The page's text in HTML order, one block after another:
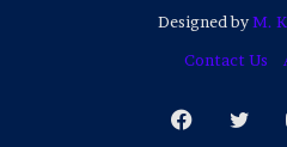
Designed byM.
Contact Us